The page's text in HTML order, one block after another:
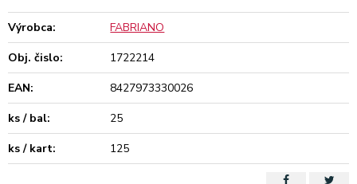
Výrobca:
FABRIANO
Obj. čislo:
1722214
EAN:
8427973330026
ks / bal:
25
ks / kart:
125